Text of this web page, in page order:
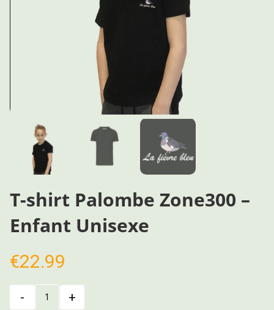
T-shirt Palombe Zone300 –
Enfant Unisexe
€22.99